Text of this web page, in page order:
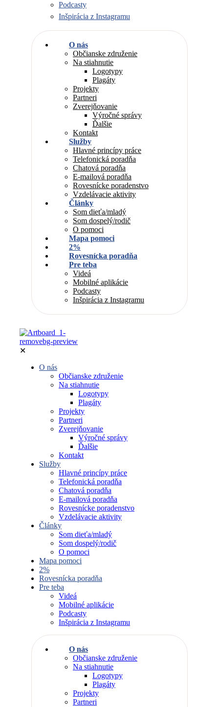
Podcasty
Inšpirácia z Instagramu
O nás
Občianske združenie
Na stiahnutie
Logotypy
Plagáty
Projekty
Partneri
Zverejňovanie
Výročné správy
Ďalšie
Kontakt
Služby
Hlavné princípy práce
Telefonická poradňa
Chatová poradňa
E-mailová poradňa
Rovesnícke poradenstvo
Vzdelávacie aktivity
Články
Som dieťa/mladý
Som dospelý/rodič
O pomoci
Mapa pomoci
2%
Rovesnícka poradňa
Pre teba
Videá
Mobilné aplikácie
Podcasty
Inšpirácia z Instagramu
✕
O nás
Občianske združenie
Na stiahnutie
Logotypy
Plagáty
Projekty
Partneri
Zverejňovanie
Výročné správy
Ďalšie
Kontakt
Služby
Hlavné princípy práce
Telefonická poradňa
Chatová poradňa
E-mailová poradňa
Rovesnícke poradenstvo
Vzdelávacie aktivity
Články
Som dieťa/mladý
Som dospelý/rodič
O pomoci
Mapa pomoci
2%
Rovesnícka poradňa
Pre teba
Videá
Mobilné aplikácie
Podcasty
Inšpirácia z Instagramu
O nás
Občianske združenie
Na stiahnutie
Logotypy
Plagáty
Projekty
Partneri